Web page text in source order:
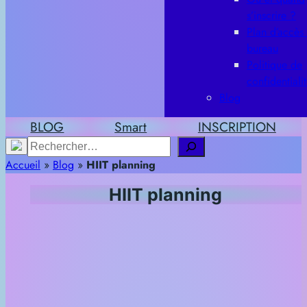
s’inscrire ?
Plan
bureau
Politique de
Blog
BLOG Smart INSCRIPTION
Rechercher
Accueil » Blog » HIIT planning
HIIT planning